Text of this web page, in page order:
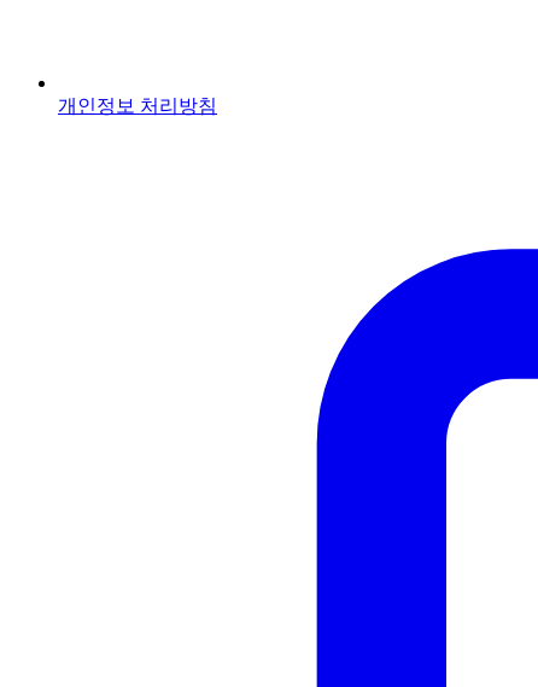
개인정보 처리방침